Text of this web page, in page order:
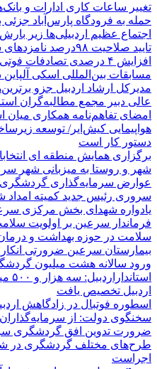
تغییر ساعات کاری ادارات و
حمله به فرودگاه پارس‌‌آباد جزئی
اجتماع عظیم اردبیلی‌ها زیر
تایید صلاحیت ۹۸درصد نامزدهای شوراهای روستای اردبیل
افزایش ۴ درصدی تصادفات فوتی در جاده‌های اردبیل
مسابقات بین‌المللی اسکی
مدیرکل ارشاد اردبیل جزو
عالی دبیر مجمع مطالبه‌گران
امضای تفاهم‌نامه همکاری میان
هواپیمایی کیش‌ایر/ توسعه
دستور کار است
برگزاری همایش منطقه ای
شهر و روستا به میزبانی شهر
عوارض سرمایه‌گذاری گردشگری
سروری رئیس جدید کمیته
یادواره شهدای بخش مرکزی
فرماندار سرعین بر اولویت
سلامت در حوزه بهداشت و
بیمارستان سرعین ضرورتی انکار
ورود سالانه هشت میلیون
اردبیل تخصیص یافت
اسطوره فوتبال در زادگاهش
سخنگوی دولت: از
ضرورت تدوین افق گردشگری
طرح‌های مختلف گردشگری در
اجراست